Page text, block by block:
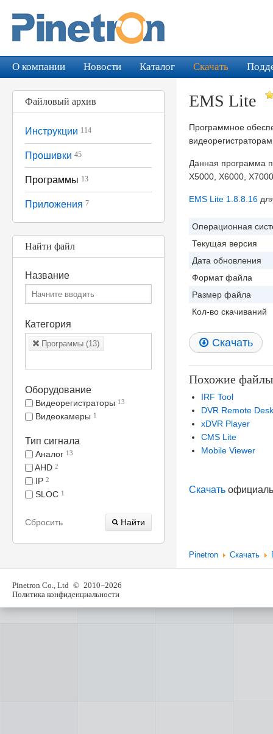
О компании Новости Каталог Скачать
Файловый архив
Инструкции 114
Прошивки 45
Программы 13
Приложения 7
Найти файл
Название
Категория
Программы (13)
Оборудование
Видеорегистраторы 13
Видеокамеры 1
Тип сигнала
Аналог 13
AHD 2
IP 2
SLOC 1
Сбросить
EMS Lite
Программное
Данная программа
Х5000, Х6000,
EMS Lite 1.8.8.16
Операционная
Текущая версия
Дата обновления
Формат файла
Размер файла
Кол-во скачиваний
Скачать
Похожие файлы
IRF Tool
DVR Remote
xDVR Player
CMS Lite
Mobile Viewer
Скачать
Pinetron Скачать
Pinetron Co., Ltd © 2010−2026
Политика конфиденциальности